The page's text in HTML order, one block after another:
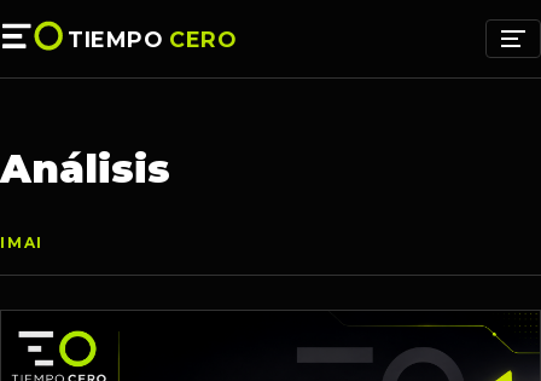
TIEMPO CERO
Análisis
IMAI